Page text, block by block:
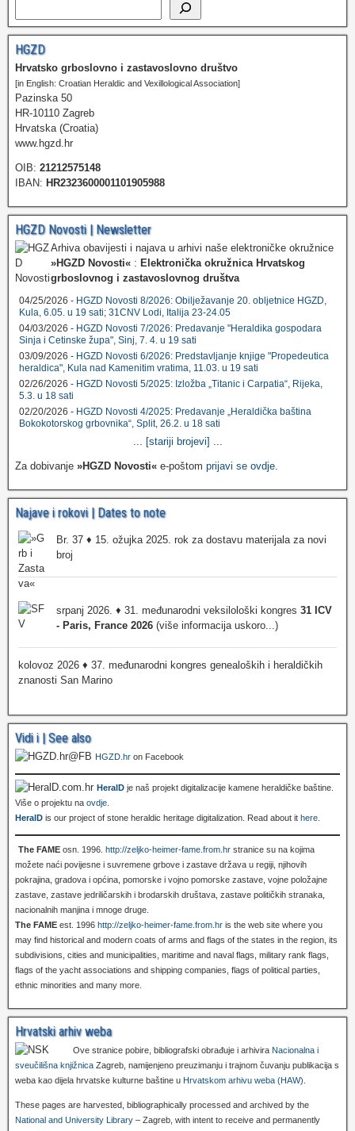
HGZD
Hrvatsko grboslovno i zastavoslovno društvo
[in English: Croatian Heraldic and Vexillological Association]
Pazinska 50
HR-10110 Zagreb
Hrvatska (Croatia)
www.hgzd.hr
OIB: 21212575148
IBAN: HR2323600001101905988
HGZD Novosti | Newsletter
Arhiva obavijesti i najava u arhivi naše elektroničke okružnice
»HGZD Novosti« : Elektronička okružnica Hrvatskog
grboslovnog i zastavoslovnog društva
04/25/2026 - HGZD Novosti 8/2026: Obilježavanje 20. obljetnice HGZD,
Kula, 6.05. u 19 sati; 31CNV Lodi, Italija 23-24.05
04/03/2026 - HGZD Novosti 7/2026: Predavanje "Heraldika gospodara
Sinja i Cetinske župa", Sinj, 7. 4. u 19 sati
03/09/2026 - HGZD Novosti 6/2026: Predstavljanje knjige "Propedeutica
heraldica", Kula nad Kamenitim vratima, 11.03. u 19 sati
02/26/2026 - HGZD Novosti 5/2025: Izložba „Titanic i Carpatia“, Rijeka,
5.3. u 18 sati
02/20/2026 - HGZD Novosti 4/2025: Predavanje „Heraldička baština
Bokokotorskog grbovnika“, Split, 26.2. u 18 sati
[stariji brojevi]
Za dobivanje »HGZD Novosti« e-poštom prijavi se ovdje
Najave i rokovi | Dates to note
Br. 37 ♦ 15. ožujka 2025. rok za dostavu materijala za novi
broj
srpanj 2026. ♦ 31. međunarodni veksilološki kongres 31 ICV
- Paris, France 2026 (više informacija uskoro...)
kolovoz 2026 ♦ 37. međunarodni kongres genealoških i heraldičkih
znanosti San Marino
Vidi i | See also
HGZD.hr on Facebook
HeralD je naš projekt digitalizacije kamene heraldičke baštine.
Više o projektu na ovdje.
HeralD is our project of stone heraldic heritage digitalization. Read about it here.
The FAME osn. 1996. http://zeljko-heimer-fame.from.hr stranice su na kojima
možete naći povijesne i suvremene grbove i zastave država u regiji, njihovih
pokrajina, gradova i općina, pomorske i vojno pomorske zastave, vojne položajne
zastave, zastave jedriličarskih i brodarskih društava, zastave političkih stranaka,
nacionalnih manjina i mnoge druge.
The FAME est. 1996 http://zeljko-heimer-fame.from.hr is the web site where you
may find historical and modern coats of arms and flags of the states in the region, its
subdivisions, cities and municipalities, maritime and naval flags, military rank flags,
flags of the yacht associations and shipping companies, flags of political parties,
ethnic minorities and many more.
Hrvatski arhiv weba
Ove stranice pobire, bibliografski obrađuje i arhivira Nacionalna i
sveučilišna knjižnica Zagreb, namijenjeno preuzimanju i trajnom čuvanju publikacija s
weba kao dijela hrvatske kulturne baštine u Hrvatskom arhivu weba (HAW)
These pages are harvested, bibliographically processed and archived by the
National and University Library – Zagreb, with intent to receive and permanently